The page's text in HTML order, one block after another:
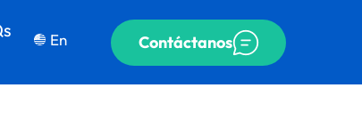
En Contáctanos